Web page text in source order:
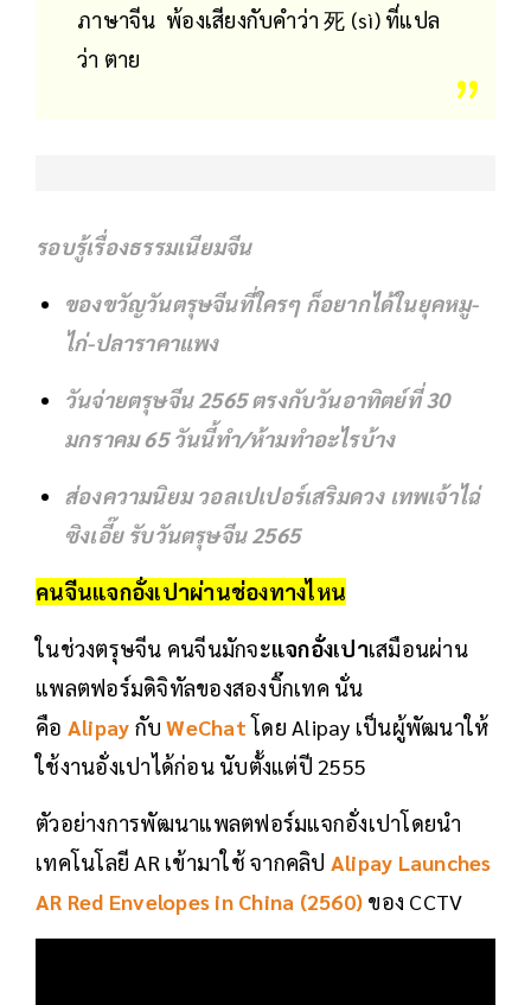
ภาษาจีน พ้องเสียงกับคำว่า 死 (sì) ที่แปล
ว่า ตาย
รอบรู้เรื่องธรรมเนียมจีน
ของขวัญวันตรุษจีนที่ใครๆ ก็อยากได้ในยุคหมู-
ไก่-ปลาราคาแพง
วันจ่ายตรุษจีน 2565 ตรงกับวันอาทิตย์ที่ 30
มกราคม 65 วันนี้ทำ/ห้ามทำอะไรบ้าง
ส่องความนิยม วอลเปเปอร์เสริมดวง เทพเจ้าไฉ่
ซิงเอี๊ย รับวันตรุษจีน 2565
คนจีนแจกอั่งเปาผ่านช่องทางไหน
ในช่วงตรุษจีน คนจีนมักจะแจกอั่งเปาเสมือนผ่าน
แพลตฟอร์มดิจิทัลของสองบิ๊กเทค นั่น
คือ Alipay กับWeChatโดย Alipay เป็นผู้พัฒนาให้
ใช้งานอั่งเปาได้ก่อน นับตั้งแต่ปี 2555
ตัวอย่างการพัฒนาแพลตฟอร์มแจกอั่งเปาโดยนำ
เทคโนโลยี AR เข้ามาใช้ จากคลิป Alipay Launches
AR Red Envelopes in China (2560) ของ CCTV